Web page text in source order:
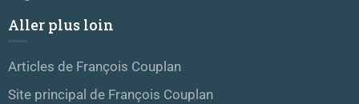
Aller plus loin
Articles de François Couplan
Site principal de François Couplan